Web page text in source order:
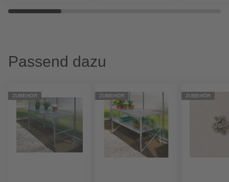
Passend dazu
ZUBEHÖR ZUBEHÖR ZUBEHÖR